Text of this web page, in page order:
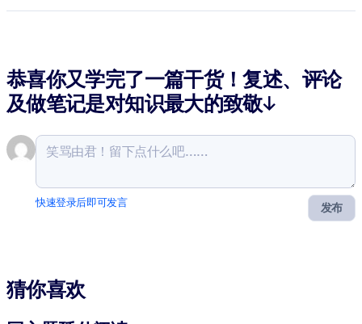
恭喜你又学完了一篇干货！复述、评论
及做笔记是对知识最大的致敬↓
发布
快速登录后即可发言
猜你喜欢